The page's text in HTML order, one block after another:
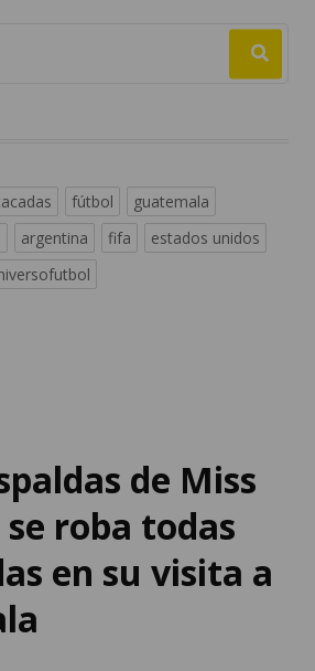
de Miss
roba todas
en su visita a
Bosch a Guatemala